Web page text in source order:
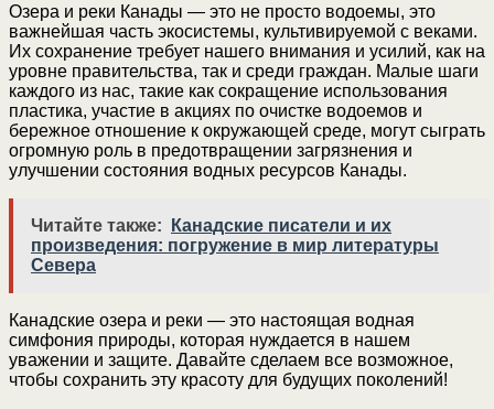
Озера и реки Канады — это не просто водоемы, это
важнейшая часть экосистемы, культивируемой с веками.
Их сохранение требует нашего внимания и усилий, как на
уровне правительства, так и среди граждан. Малые шаги
каждого из нас, такие как сокращение использования
пластика, участие в акциях по очистке водоемов и
бережное отношение к окружающей среде, могут сыграть
огромную роль в предотвращении загрязнения и
улучшении состояния водных ресурсов Канады.
Читайте также:
Канадские писатели и их
произведения: погружение в мир литературы
Севера
Канадские озера и реки — это настоящая водная
симфония природы, которая нуждается в нашем
уважении и защите. Давайте сделаем все возможное,
чтобы сохранить эту красоту для будущих поколений!